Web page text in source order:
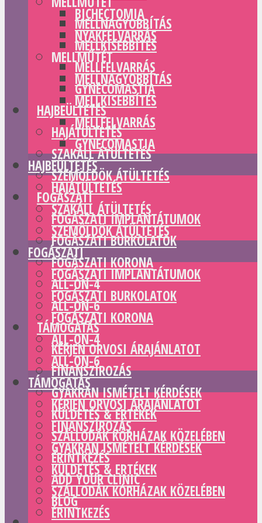
MELLNAGYOBBÍTÁS
MELLKISEBBÍTÉS
MELLFELVARRÁS
GYNECOMASTIA
HAJBEÜLTETÉS
HAJÁTÜLTETÉS
SZAKÁLL ÁTÜLTETÉS
SZEMÖLDÖK ÁTÜLTETÉS
FOGÁSZATI
FOGÁSZATI IMPLANTÁTUMOK
FOGÁSZATI BURKOLATOK
FOGÁSZATI KORONA
ALL-ON-4
ALL-ON-6
TÁMOGATÁS
KÉRJEN ORVOSI ÁRAJÁNLATOT
FINANSZÍROZÁS
GYAKRAN ISMÉTELT KÉRDÉSEK
KÜLDETÉS & ERTÉKEK
SZÁLLODÁK KÓRHÁZAK KÖZELÉBEN
ÉRINTKEZÉS
ADD YOUR CLINIC
BLOG
BICHECTOMIA
NYAKFELVARRÁS
MELLMŰTÉT
MELLNAGYOBBÍTÁS
MELLKISEBBÍTÉS
MELLFELVARRÁS
GYNECOMASTIA
HAJBEÜLTETÉS
HAJÁTÜLTETÉS
SZAKÁLL ÁTÜLTETÉS
SZEMÖLDÖK ÁTÜLTETÉS
FOGÁSZATI
FOGÁSZATI IMPLANTÁTUMOK
FOGÁSZATI BURKOLATOK
FOGÁSZATI KORONA
ALL-ON-4
ALL-ON-6
TÁMOGATÁS
KÉRJEN ORVOSI ÁRAJÁNLATOT
FINANSZÍROZÁS
GYAKRAN ISMÉTELT KÉRDÉSEK
KÜLDETÉS & ERTÉKEK
SZÁLLODÁK KÓRHÁZAK KÖZELÉBEN
ÉRINTKEZÉS